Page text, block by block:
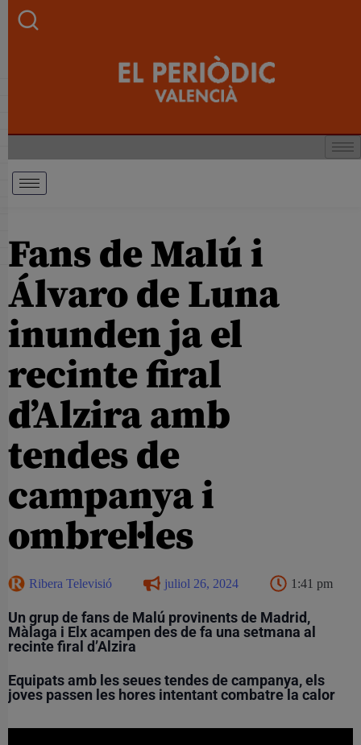
Fans de Malú i
Álvaro de Luna
inunden ja el
recinte firal
d’Alzira amb
tendes de
campanya i
ombrel·les
Ribera Televisió juliol 26, 2024 1:41 pm
Un grup de fans de Malú provinents de Madrid,
Màlaga i Elx acampen des de fa una setmana al
recinte firal d’Alzira
Equipats amb les seues tendes de campanya, els
joves passen les hores intentant combatre la calor